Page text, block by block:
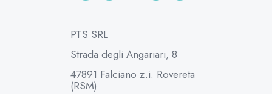
PTS SRL
Strada degli Angariari, 8
47891 Falciano z.i. Rovereta
(RSM)